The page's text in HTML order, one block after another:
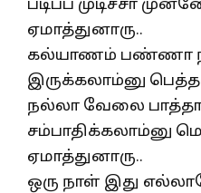
படிப்ப முடிச்சா
ஏமாத்துனாரு..
கல்யாணம் பண்ணா
இருக்கலாம்னு
நல்லா வேலை
சம்பாதிக்கலாம்னு
ஏமாத்துனாரு..
ஒரு நாள் இது